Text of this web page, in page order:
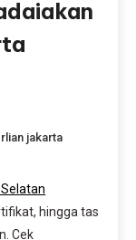
jakarta
hingga tas
Cek